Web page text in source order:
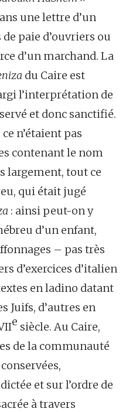
une lettre d’un
paie d’ouvriers ou
d’un marchand. La
du Caire est
l’interprétation de
et donc sanctifié.
n’étaient pas
contenant le nom
largement, tout ce
qui était jugé
: ainsi peut-on y
d’un enfant,
– pas très
d’exercices d’italien
en ladino datant
Juifs, d’autres en
e siècle. Au Caire,
de la communauté
et sur l’ordre de
à travers